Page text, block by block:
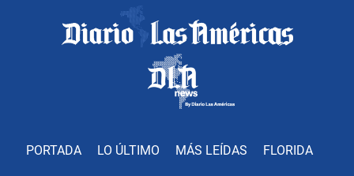
PORTADA LO ÚLTIMO MÁS LEÍDAS FLORIDA